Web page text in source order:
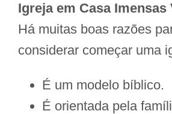
Igreja em Casa Imensas
Há muitas boas razões
considerar começar uma
É um modelo bíblico.
É orientada pela